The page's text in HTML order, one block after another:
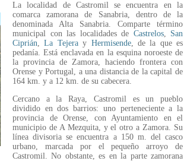
La localidad de Castromil se encuentra en la
comarca zamorana de Sanabria, dentro de la
denominada Alta Sanabria. Comparte término
municipal con las localidades de Castrelos, San
Ciprián,La Tejeray Hermisende, de la que es
pedanía. Está enclavada en la esquina noroeste de
la provincia de Zamora, haciendo frontera con
Orense y Portugal, a una distancia de la capital de
164 km. y a 12 km. de su cabecera.
Cercano a la Raya, Castromil es un pueblo
dividido en dos barrios: uno perteneciente a la
provincia de Orense, con Ayuntamiento en el
municipio de A Mezquita, y el otro a Zamora. Su
línea divisoria se encuentra a 150 m. del casco
urbano, marcada por el pequeño arroyo de
Castromil. No obstante, es en la parte zamorana